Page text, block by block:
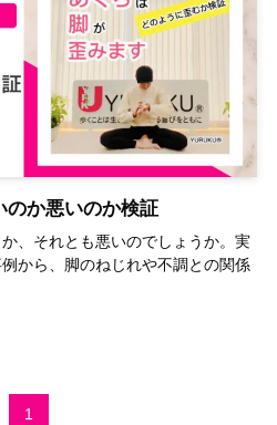
のか悪いのか検証
、それとも悪いのでしょうか。実
から、脚のねじれや不調との関係
1